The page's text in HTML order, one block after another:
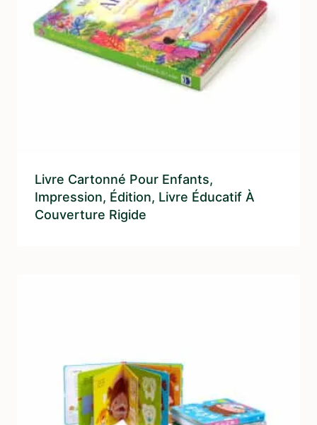
Livre Cartonné Pour Enfants,
Impression, Édition, Livre Éducatif À
Couverture Rigide